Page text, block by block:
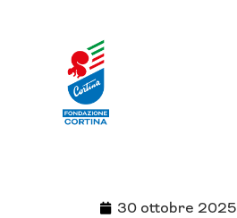
contenuto
30 ottobre 2025